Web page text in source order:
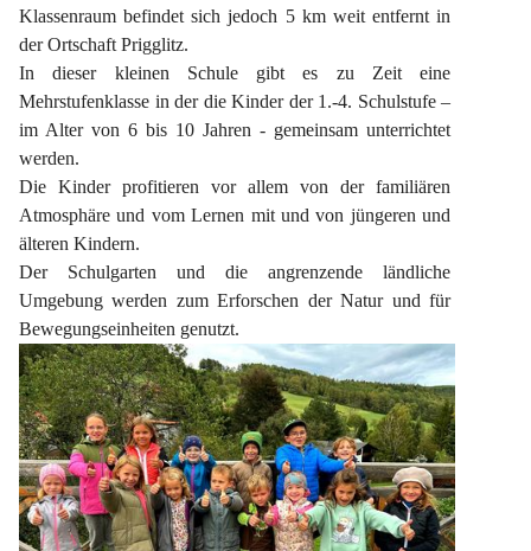
Klassenraum befindet sich jedoch 5 km weit entfernt in
der Ortschaft Prigglitz.
In dieser kleinen Schule gibt es zu Zeit eine
Mehrstufenklasse in der die Kinder der 1.-4. Schulstufe –
im Alter von 6 bis 10 Jahren - gemeinsam unterrichtet
werden.
Die Kinder profitieren vor allem von der familiären
Atmosphäre und vom Lernen mit und von jüngeren und
älteren Kindern.
Der Schulgarten und die angrenzende ländliche
Umgebung werden zum Erforschen der Natur und für
Bewegungseinheiten genutzt.